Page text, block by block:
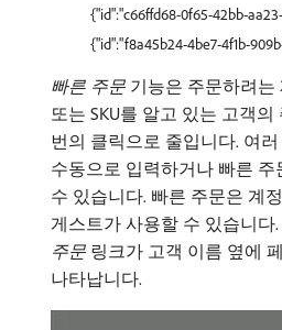
{"id":"c66ffd68-0f65-42bb-
{"id":"f8a45b24-4be7-4f1b-
빠른 주문 기능은 주문하려는
또는 SKU를 알고 있는 고객
번의 클릭으로 줄입니다. 여
수동으로 입력하거나 빠른
수 있습니다. 빠른 주문은 계
게스트가 사용할 수 있습니다
주문 링크가 고객 이름 옆에
나타납니다.